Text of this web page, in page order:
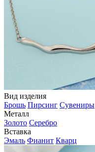
Вид изделия
Брошь Пирсинг Сувениры
Металл
Золото Серебро
Вставка
Эмаль Фианит Кварц